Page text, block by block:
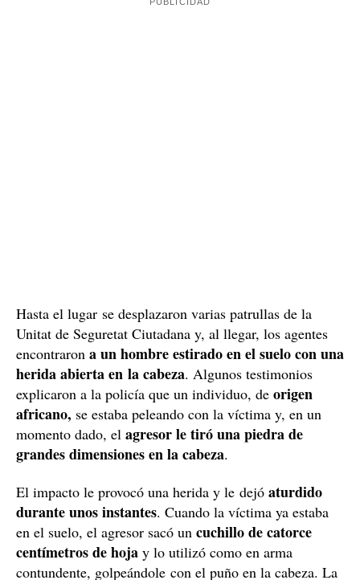
Hasta el lugar se desplazaron varias patrullas de la
Unitat de Seguretat Ciutadana y, al llegar, los agentes
encontraron a un hombre estirado en el suelo con una
herida abierta en la cabeza. Algunos testimonios
explicaron a la policía que un individuo, de origen
africano, se estaba peleando con la víctima y, en un
momento dado, el agresor le tiró una piedra de
grandes dimensiones en la cabeza.
El impacto le provocó una herida y le dejó aturdido
durante unos instantes. Cuando la víctima ya estaba
en el suelo, el agresor sacó un cuchillo de catorce
centímetros de hoja y lo utilizó como en arma
contundente, golpeándole con el puño en la cabeza. La